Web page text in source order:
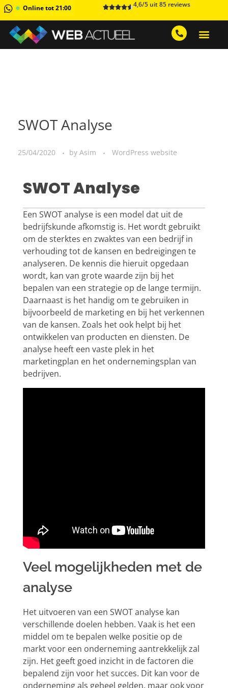
Online tot 21:00 4,6/5 uit 85 reviews
SWOT Analyse
25/04/2020 by Asim WordPress website
SWOT Analyse
Een SWOT analyse is een model dat uit de
bedrijfskunde afkomstig is. Het wordt gebruikt
om de sterktes en zwaktes van een bedrijf in
verhouding tot de kansen en bedreigingen te
analyseren. De kennis die hieruit opgedaan
wordt, kan van grote waarde zijn bij het
bepalen van een strategie op de lange termijn.
Daarnaast is het handig om te gebruiken in
bijvoorbeeld de marketing en bij het verkennen
van de kansen. Zoals het ook helpt bij het
ontwikkelen van producten en diensten. De
analyse heeft een vaste plek in het
marketingplan en het ondernemingsplan van
bedrijven.
Veel mogelijkheden met de
analyse
Het uitvoeren van een SWOT analyse kan
verschillende doelen hebben. Vaak is het een
middel om te bepalen welke positie op de
markt voor een onderneming aantrekkelijk zal
zijn. Het geeft goed inzicht in de factoren die
bepalend zijn voor het succes. Dit kan voor de
onderneming als geheel gelden, maar ook voor